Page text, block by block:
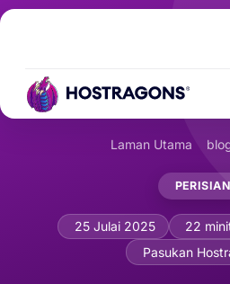
Laman Utama
PERISIAN
Hutang Teknikal
25 Julai 2025
22
Pasukan